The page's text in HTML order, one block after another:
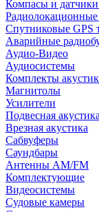
Компасы и датчики
Спутниковые GPS
Аварийные
Аудио-Видео
Аудиосистемы
Комплекты
Магнитолы
Усилители
Подвесная акустика
Врезная акустика
Сабвуферы
Саундбары
Антенны AM/FM
Комплектующие
Видеосистемы
Судовые камеры